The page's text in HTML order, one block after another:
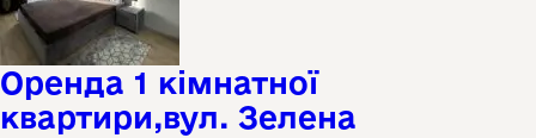
Оренда 1 кімнатної
квартири,вул. Зелена